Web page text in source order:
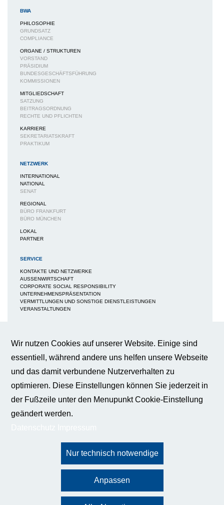
BWA
PHILOSOPHIE
GRUNDSATZ
COMPLIANCE
ORGANE / STRUKTUREN
VORSTAND
PRÄSIDIUM
BUNDESGESCHÄFTSFÜHRUNG
KOMMISSIONEN
MITGLIEDSCHAFT
SATZUNG
BEITRAGSORDNUNG
RECHTE UND PFLICHTEN
KARRIERE
SEKRETARIATSKRAFT
PRAKTIKUM
NETZWERK
INTERNATIONAL
NATIONAL
SENAT
REGIONAL
BÜRO FRANKFURT
BÜRO MÜNCHEN
LOKAL
PARTNER
SERVICE
KONTAKTE UND NETZWERKE
AUSSENWIRTSCHAFT
CORPORATE SOCIAL RESPONSIBILITY
UNTERNEHMENSPRÄSENTATION
VERMITTLUNGEN UND SONSTIGE DIENSTLEISTUNGEN
VERANSTALTUNGEN
NEWS / BERICHTE / ARTIKEL
BROSCHÜREN
FAQS
BROSCHÜRE INNOVATION - KÜNSTLICHE INTELLIGENZ
PRESSE
Wir nutzen Cookies auf unserer Website. Einige sind
essentiell, während andere uns helfen unsere Webseite
und das damit verbundene Nutzerverhalten zu
optimieren. Diese Einstellungen können Sie jederzeit in
der Fußzeile unter den Menupunkt Cookie-Einstellung
geändert werden.
Cookie-Einstellungen
Wir verwenden Cookies auf dieser
Webseite, um Ihnen ein bestmögliches
Nutzungserlebnis zu gewährleisten.
Weitere Informationen
Essentiell
Diese Cookies sind für die
Funktionalität unserer Website
erforderlich und können nicht
deaktiviert werden (z.B. Session-